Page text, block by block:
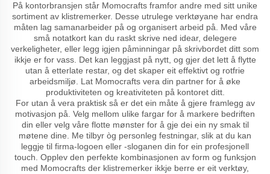
På kontorbransjen står Momocrafts framfor andre med sitt unike
sortiment av klistremerker. Desse utrulege verktøyane har endra
måten lag samanarbeider på og organisert arbeid på. Med våre
små notatkort kan du raskt skrive ned idear, delegere
verkeligheter, eller legg igjen påminningar på skrivbordet ditt som
ikkje er for vass. Det kan leggjast på nytt, og gjer det lett å flytte
utan å etterlate restar, og det skaper eit effektivt og rotfrie
arbeidsmiljø. Lat Momocrafts vera din partner for å øke
produktiviteten og kreativiteten på kontoret ditt.
For utan å vera praktisk så er det ein måte å gjere framlegg av
motivasjon på. Velg mellom ulike fargar for å markere bedriften
din eller velg våre flotte mønster for å gje dei ein ny smak til
møtene dine. Me tilbyr òg personleg festningar, slik at du kan
leggje til firma-logoen eller -sloganen din for ein profesjonell
touch. Opplev den perfekte kombinasjonen av form og funksjon
med Momocrafts der klistremerker ikkje berre er eit verktøy,